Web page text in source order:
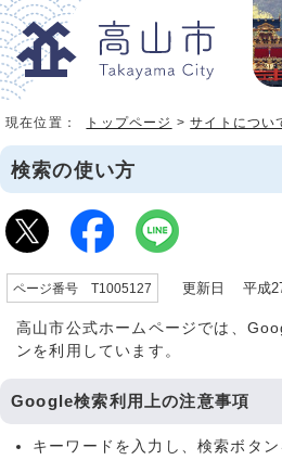
現在位置： トップページ >サイトについ
検索の使い方
ページ番号 T1005127 更新日 平成27
高山市公式ホームページでは、
ンを利用しています。
Google検索利用上の注意事項
キーワードを入力し、検索ボタ